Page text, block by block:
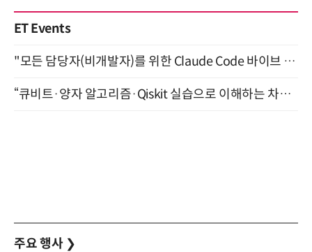
ET Events
"모든 담당자(비개발자)를 위한 Claude Code 바이브 코딩 2-day 부트캠프" 9월 16~17일 개최
“큐비트·양자 알고리즘·Qiskit 실습으로 이해하는 차세대 컴퓨팅” (8/28)
주요 행사 ❯